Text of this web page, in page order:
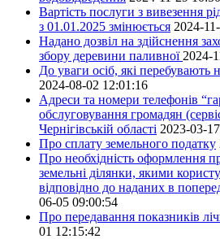
Вартість послуги з вивезення
з 01.01.2025 змінюється 2024-
Надано дозвіл на здійснення
збору деревини паливної 2024-
До уваги осіб, які перебувають
2024-08-02 12:01:16
Адреси та номери телефонів
обслуговування громадян
Чернігівській області 2023-03-
Про сплату земельного податку
Про необхідність оформлення
земельні ділянки, якими
відповідно до наданих в
06-05 09:00:54
Про передавання показників
01 12:15:42